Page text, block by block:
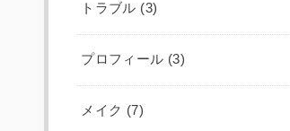
トラブル (3)
プロフィール (3)
メイク (7)